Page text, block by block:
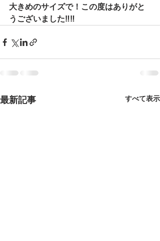
大きめのサイズで！この度はありがと
うございました‼‼
最新記事 すべて表示